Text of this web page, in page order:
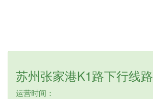
苏州张家港K1路下行线路
运营时间：